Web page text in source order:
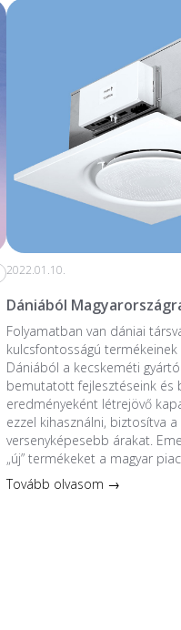
2022.01.10.
Dániából
Folyamatban van dániai
kulcsfontosságú
Dániából a kecskeméti
bemutatott fejlesztéseink és
eredményeként létrejövő
ezzel kihasználni, biztosítva
versenyképesebb árakat.
„új” termékeket a magyar
Tovább olvasom →